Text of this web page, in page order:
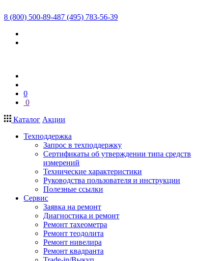
8 (800) 500-89-487 (495) 783-56-39
0
0
Каталог Акции
Техподдержка
Запрос в техподдержку
Сертификаты об утверждении типа средств
измерений
Технические характеристики
Руководства пользователя и инструкции
Полезные ссылки
Сервис
Заявка на ремонт
Диагностика и ремонт
Ремонт тахеометра
Ремонт теодолита
Ремонт нивелира
Ремонт квадранта